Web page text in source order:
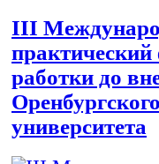
III
работки до
университета